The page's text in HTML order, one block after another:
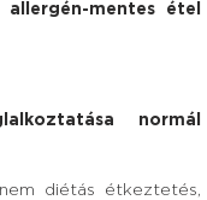
mentes étel
normál
diétás étkeztetés,